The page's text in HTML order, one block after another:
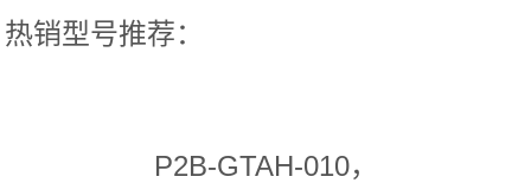
热销型号推荐：
P2B-GTAH-010，